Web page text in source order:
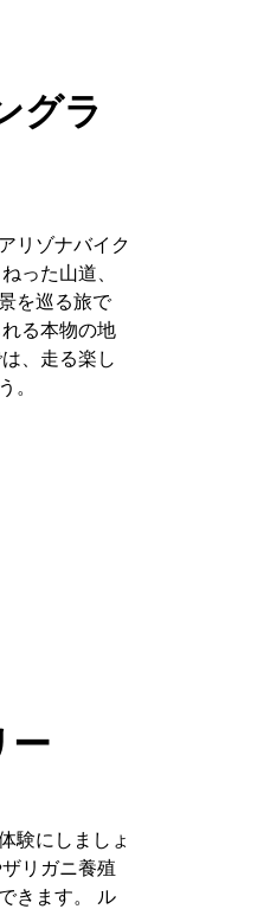
グラ
リゾナバイク
った山道、
を巡る旅で
る本物の地
、走る楽し
。
ー
験にしましょ
リガニ養殖
きます。 ル